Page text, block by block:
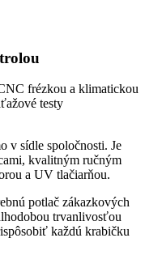
frézkou a klimatickou
testy
v sídle spoločnosti. Je
kvalitným ručným
a UV tlačiarňou.
potlač zákazkových
trvanlivosťou
každú krabičku